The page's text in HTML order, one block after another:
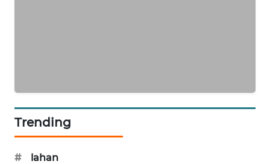
Trending
#
lahan
JURNAL
MARITIM
HUMBANG